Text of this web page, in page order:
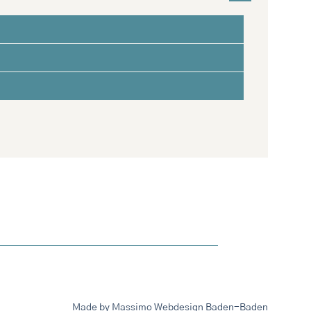
Made by Massimo Webdesign Baden-Baden